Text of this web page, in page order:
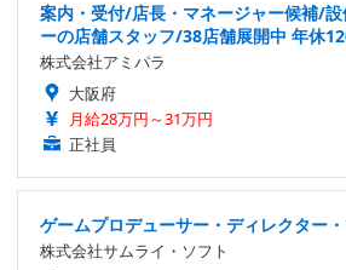
案内・受付/店長・マネージャー候補/
ーの店舗スタッフ/38店舗展開中 年休
株式会社アミパラ
大阪府
月給28万円～31万円
正社員
ゲームプロデューサー・ディレクター
株式会社サムライ・ソフト